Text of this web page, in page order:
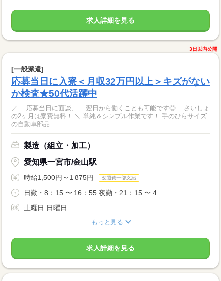
求人詳細を見る
3日以内公開
[一般派遣]
応募当日に入寮＜月収32万円以上＞キズがない
か検査★50代活躍中
／ 応募当日に面談、 翌日から働くことも可能です◎ さいしょ
の2ヶ月は寮費無料！ ＼ 単純＆シンプル作業です！ 手のひらサイズ
の自動車部品...
製造（組立・加工）
愛知県一宮市/金山駅
時給1,500円～1,875円 交通費一部支給
日勤・8：15 〜 16：55 夜勤・21：15 〜 4...
土曜日 日曜日
もっと見る
求人詳細を見る